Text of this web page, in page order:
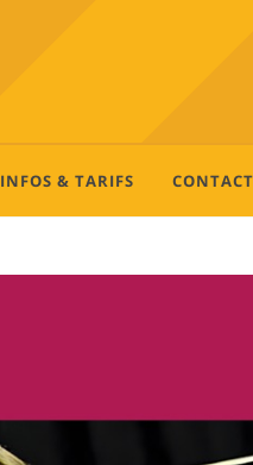
INFOS & TARIFS CONTACT